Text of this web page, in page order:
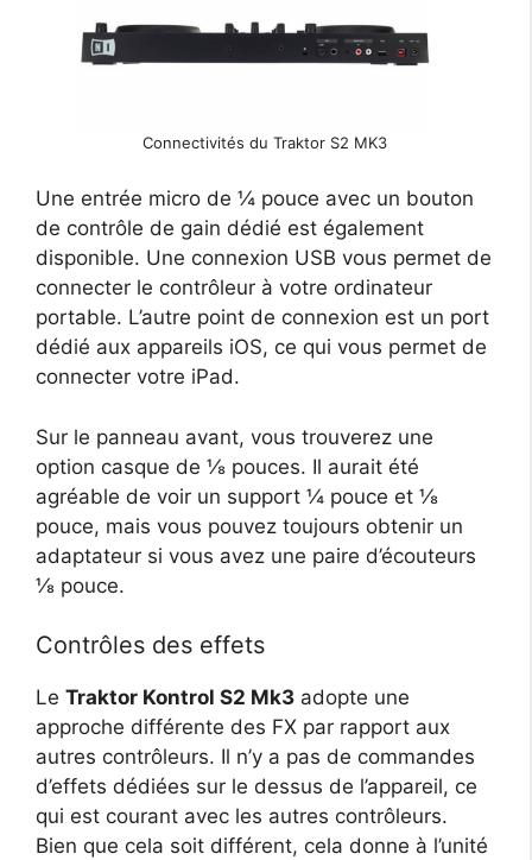
Connectivités du Traktor S2 MK3
Une entrée micro de ¼ pouce avec un bouton
de contrôle de gain dédié est également
disponible. Une connexion USB vous permet de
connecter le contrôleur à votre ordinateur
portable. L’autre point de connexion est un port
dédié aux appareils iOS, ce qui vous permet de
connecter votre iPad.
Sur le panneau avant, vous trouverez une
option casque de ⅛ pouces. Il aurait été
agréable de voir un support ¼ pouce et ⅛
pouce, mais vous pouvez toujours obtenir un
adaptateur si vous avez une paire d’écouteurs
⅛ pouce.
Contrôles des effets
Le Traktor Kontrol S2 Mk3 adopte une
approche différente des FX par rapport aux
autres contrôleurs. Il n’y a pas de commandes
d’effets dédiées sur le dessus de l’appareil, ce
qui est courant avec les autres contrôleurs.
Bien que cela soit différent, cela donne à l’unité